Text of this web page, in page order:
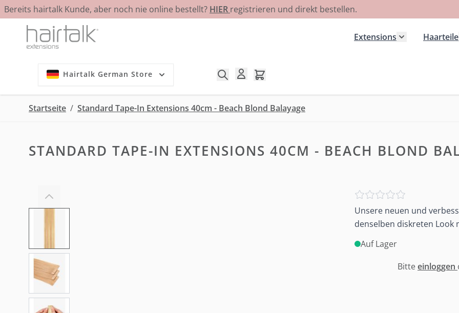
Bereits hairtalk Kunde, aber noch nie online bestellt? HIER registrieren und direkt bestellen.
Zum Inhalt springen
Extensions
Haarteile
Hairtalk German Store
Startseite / Standard Tape-In Extensions 40cm - Beach Blond Balayage
STANDARD TAPE-IN EXTENSIONS 40CM - BEACH BLOND
View larger image
Unsere neuen und
denselben diskreten
Auf Lager
Bitteeinloggen